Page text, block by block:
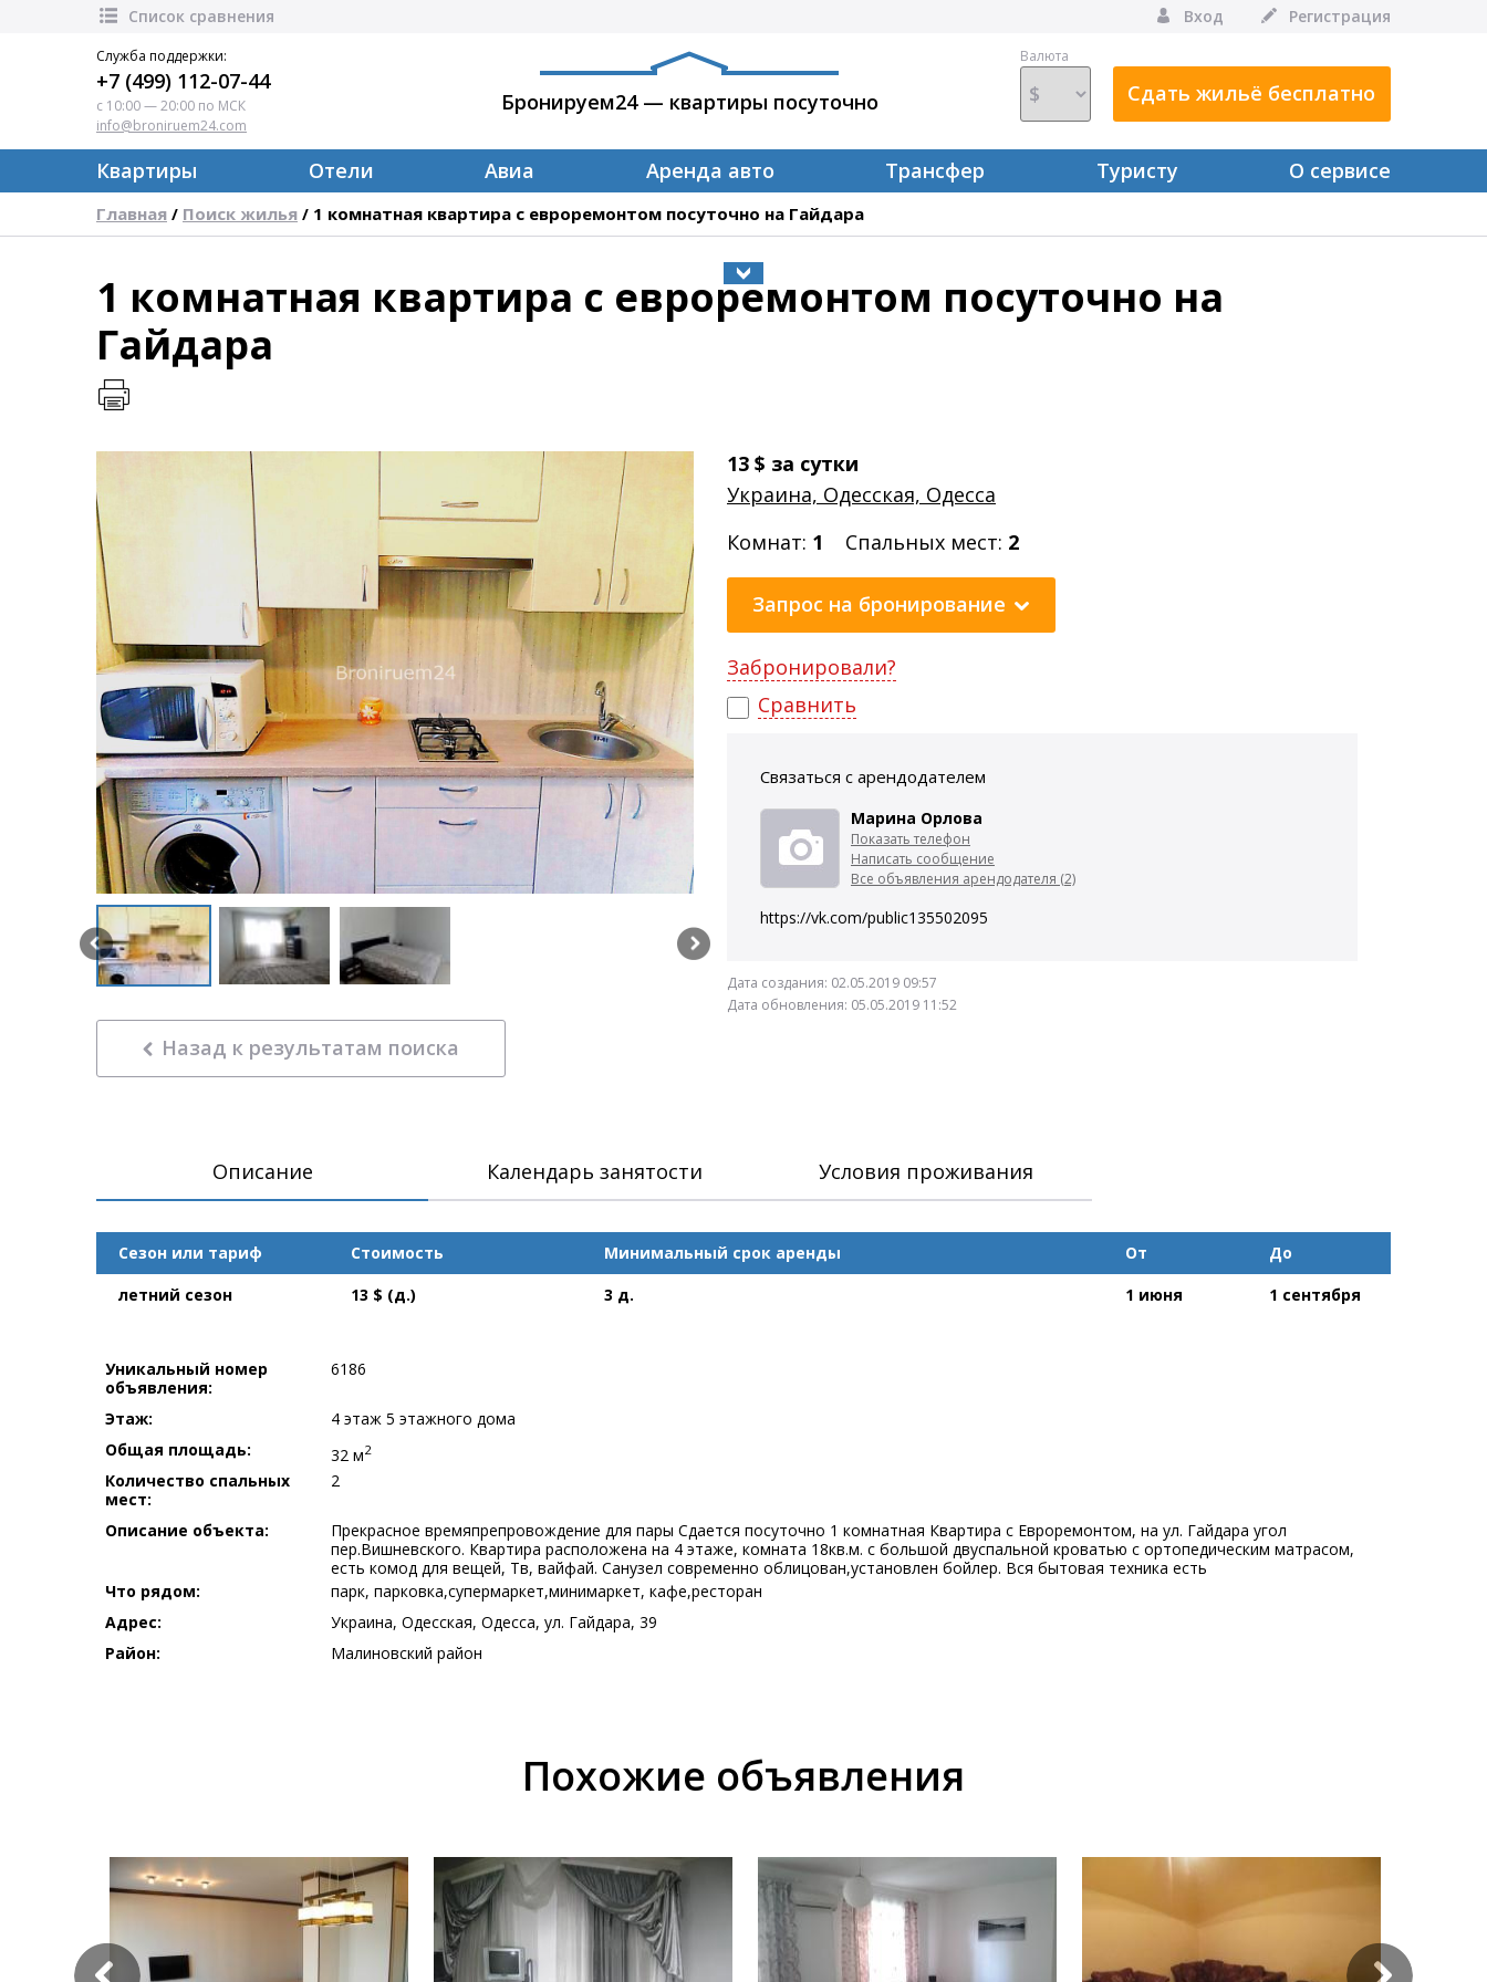
Список сравнения Вход Регистрация
Служба поддержки:
+7 (499) 112-07-44
с 10:00 — 20:00 по МСК
info@broniruem24.com
Бронируем24 — квартиры посуточно
Валюта
Сдать жильё бесплатно
Квартиры Отели Авиа Аренда авто Трансфер Туристу О сервисе
Главная / Поиск жилья / 1 комнатная квартира с евроремонтом посуточно на Гайдара
1 комнатная квартира с евроремонтом посуточно на
Гайдара
Назад к результатам поиска
13 $ за сутки
Украина, Одесская, Одесса
Комнат: 1 Спальных мест: 2
Запрос на бронирование
Забронировали?
Сравнить
Связаться с арендодателем
Марина Орлова
Показать телефон
Написать сообщение
Все объявления арендодателя (2)
https://vk.com/public135502095
Дата создания: 02.05.2019 09:57
Дата обновления: 05.05.2019 11:52
Описание Календарь занятости Условия проживания
Сезон или тариф Стоимость Минимальный срок аренды От
До
летний сезон
13 $ (д.) 3 д. 1 июня 1 сентября
Уникальный номер
объявления:
6186
Этаж:
4 этаж 5 этажного дома
Общая площадь:
32 м2
Количество спальных
мест:
2
Описание объекта:
Прекрасное времяпрепровождение для пары Сдается посуточно 1 комнатная Квартира с Евроремонтом, на ул. Гайдара угол
пер.Вишневского. Квартира расположена на 4 этаже, комната 18кв.м. с большой двуспальной кроватью с ортопедическим матрасом,
есть комод для вещей, Тв, вайфай. Санузел современно облицован,установлен бойлер. Вся бытовая техника есть
Что рядом:
парк, парковка,супермаркет,минимаркет, кафе,ресторан
Адрес:
Украина, Одесская, Одесса, ул. Гайдара, 39
Район:
Малиновский район
Похожие объявления